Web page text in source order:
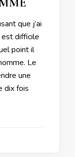
que j’ai
est difficile
point il
Le
une
dix fois